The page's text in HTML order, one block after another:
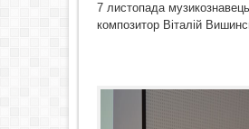
7 листопада музикознавець
композитор Віталій